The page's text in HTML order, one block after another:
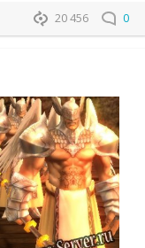
20 456 0